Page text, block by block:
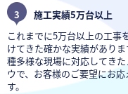
3
施工実績5万台以上
これまでに5万台以上の工事
けてきた確かな実績がありま
種多様な現場に対応してきた
ウで、お客様のご要望にお応
す。